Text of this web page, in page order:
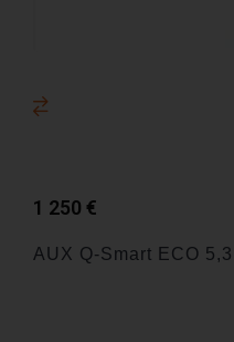
AUX Q-Smart ECO
1 250 €